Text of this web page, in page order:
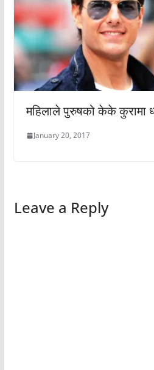
महिलाले पुरुषको केके कुरामा
January 20, 2017
Leave a Reply